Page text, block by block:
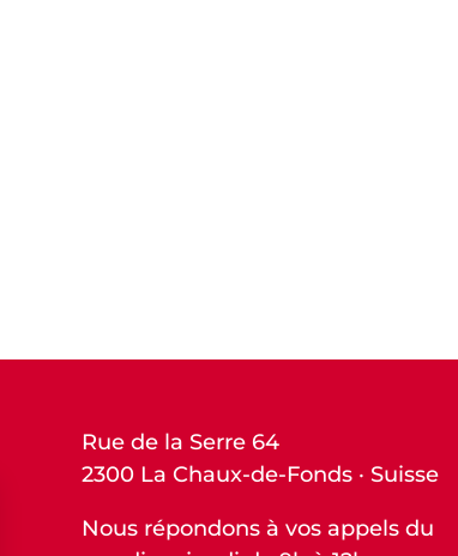
Rue de la Serre 64
2300 La Chaux-de-Fonds · Suisse
Nous répondons à vos appels du